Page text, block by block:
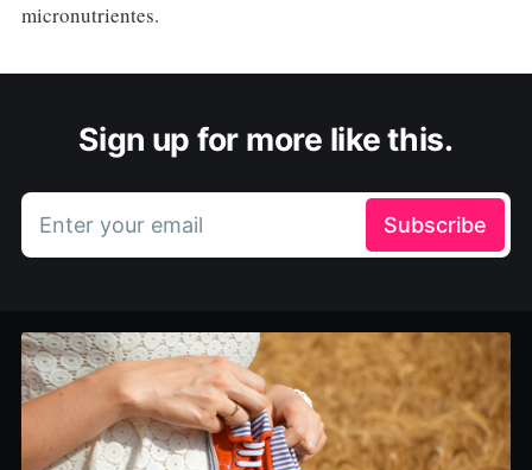
micronutrientes.
Sign up for more like this.
Enter your email Subscribe